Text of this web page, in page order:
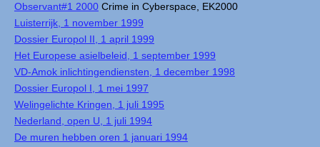
Observant#1 2000 Crime in Cyberspace, EK2000
Luisterrijk, 1 november 1999
Dossier Europol II, 1 april 1999
Het Europese asielbeleid, 1 september 1999
VD-Amok inlichtingendiensten, 1 december 1998
Dossier Europol I, 1 mei 1997
Welingelichte Kringen, 1 juli 1995
Nederland, open U, 1 juli 1994
De muren hebben oren 1 januari 1994